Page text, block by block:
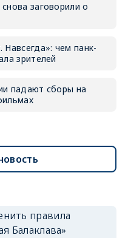
заговорили о
чем панк-
зрителей
падают сборы на
правила
Балаклава»